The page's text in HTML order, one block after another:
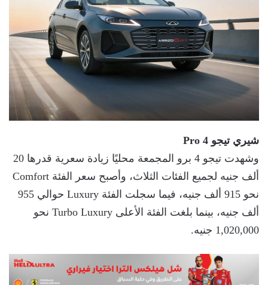
شيري تيجو 4 Pro
وشهدت تيجو 4 برو المجمعة محليًا زيادة سعرية قدرها 20
ألف جنيه لجميع الفئات الثلاث، وأصبح سعر الفئة Comfort
نحو 915 ألف جنيه، فيما سجلت الفئة Luxury حوالي 955
ألف جنيه، بينما بلغت الفئة الأعلى Turbo Luxury نحو
1,020,000 جنيه.